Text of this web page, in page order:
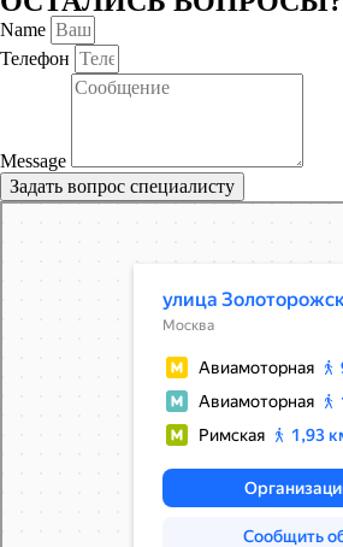
Name
Телефон
Message
Задать вопрос специалисту
Москва